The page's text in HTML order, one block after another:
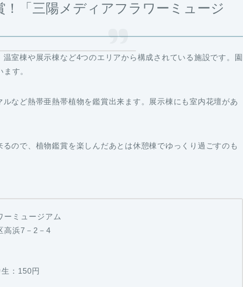
「三陽メディアフラワーミュージ
室棟や展示棟など4つのエリアから構成されている施設です。園
す。
など熱帯亜熱帯植物を鑑賞出来ます。展示棟にも室内花壇があ
ので、植物鑑賞を楽しんだあとは休憩棟でゆっくり過ごすのも
ーミュージアム
高浜7－2－4
：150円